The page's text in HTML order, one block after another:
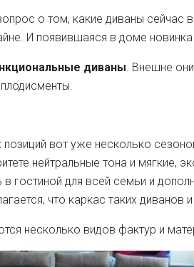
о том, какие диваны
И появившаяся в доме
диваны . Внешне
позиций вот уже несколько
нейтральные тона и мягкие,
гостиной для всей семьи и
что каркас таких диванов
несколько видов фактур и